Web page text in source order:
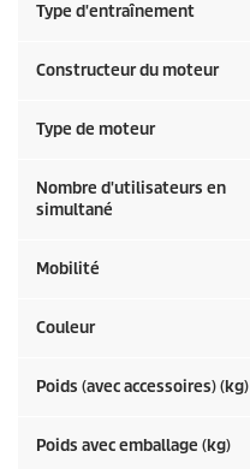
Type d'entraînement
Constructeur du moteur
Type de moteur
Nombre d'utilisateurs en
simultané
Mobilité
Couleur
Poids (avec accessoires) (kg)
Poids avec emballage (kg)